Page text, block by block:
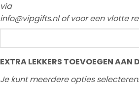
via
info@vipgifts.nl of voor een vlotte
EXTRA LEKKERS TOEVOEGEN AAN
Je kunt meerdere opties selecteren.